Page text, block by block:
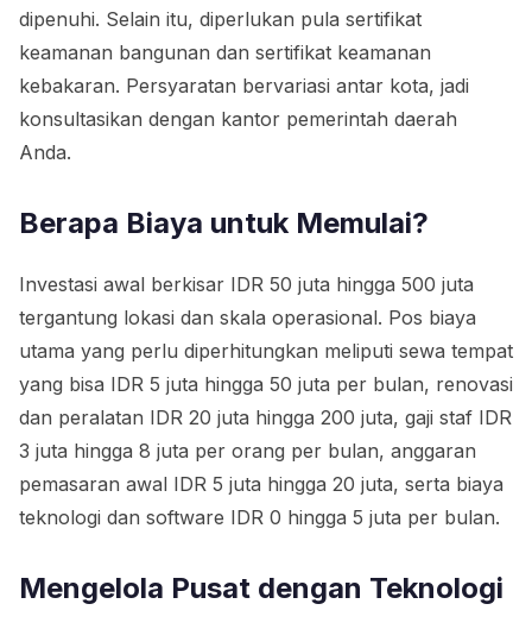
dipenuhi. Selain itu, diperlukan pula sertifikat
keamanan bangunan dan sertifikat keamanan
kebakaran. Persyaratan bervariasi antar kota, jadi
konsultasikan dengan kantor pemerintah daerah
Anda.
Berapa Biaya untuk Memulai?
Investasi awal berkisar IDR 50 juta hingga 500 juta
tergantung lokasi dan skala operasional. Pos biaya
utama yang perlu diperhitungkan meliputi sewa tempat
yang bisa IDR 5 juta hingga 50 juta per bulan, renovasi
dan peralatan IDR 20 juta hingga 200 juta, gaji staf IDR
3 juta hingga 8 juta per orang per bulan, anggaran
pemasaran awal IDR 5 juta hingga 20 juta, serta biaya
teknologi dan software IDR 0 hingga 5 juta per bulan.
Mengelola Pusat dengan Teknologi